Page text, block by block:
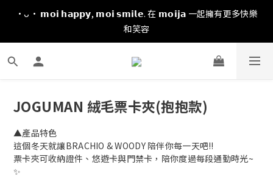
·ᴗ· 𝗺𝗼𝗶 𝗵𝗮𝗽𝗽𝘆, 𝗺𝗼𝗶 𝘀𝗺𝗶𝗹𝗲. 在 𝗺𝗼𝗶𝗷𝗮 一起擁有更多快樂
和笑容
JOGUMAN 絨毛票卡夾(抱抱款)
▲產品特色
這個冬天就讓BRACHIO & WOODY 陪伴你每一天吧!!
票卡夾可收納證件、悠遊卡與門禁卡，陪你度過每段通勤時光~
✨